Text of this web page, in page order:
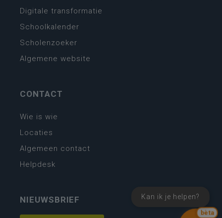
bèta
Kan ik je helpen?
Digitale transformatie
Schoolkalender
Scholenzoeker
Algemene website
CONTACT
Wie is wie
Locaties
Algemeen contact
Helpdesk
NIEUWSBRIEF